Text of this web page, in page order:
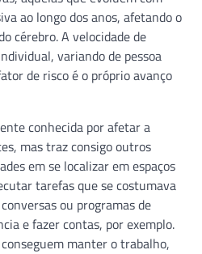
ao longo dos anos, afetando o
cérebro. A velocidade de
variando de pessoa
de risco é o próprio avanço
conhecida por afetar a
mas traz consigo outros
em se localizar em espaços
tarefas que se costumava
ou programas de
e fazer contas, por exemplo.
manter o trabalho,